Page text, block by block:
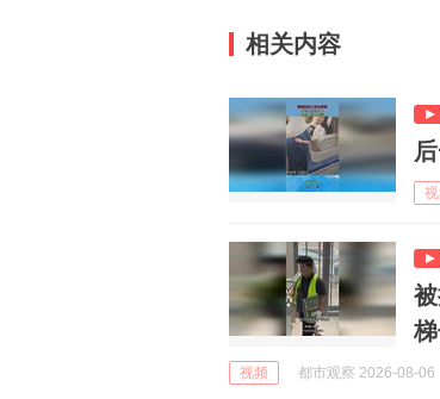
相关内容
视频 都市观察 2026-08-06